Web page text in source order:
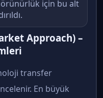
için bu alt
Approach) –
transfer
En büyük